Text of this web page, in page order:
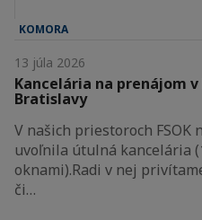
KOMORA
13 júla 2026
Kancelária na prenájom
Bratislavy
V našich priestoroch FSOK
uvoľnila útulná kancelária
oknami).Radi v nej
či…